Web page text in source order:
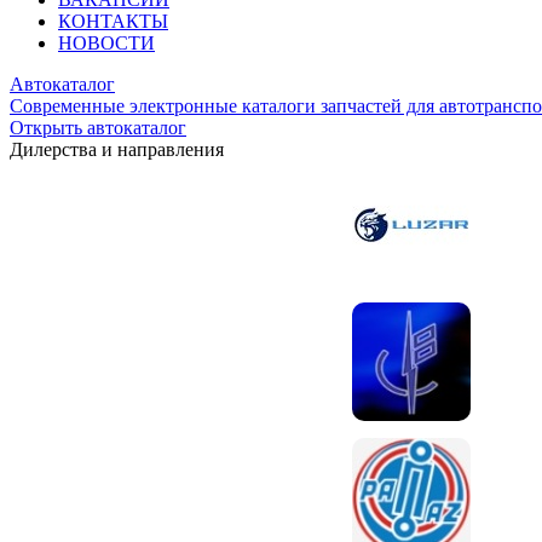
КОНТАКТЫ
НОВОСТИ
Автокаталог
Современные электронные каталоги запчастей для
Открыть автокаталог
Дилерства и направления